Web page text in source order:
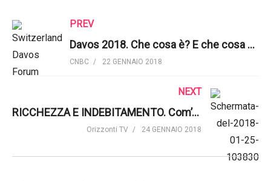
PREV
Davos 2018. Che cosa è? E che cosa si fa in questo meeting? | CNBC International
CNBC 22 GENNAIO 2018
NEXT
RICCHEZZA E INDEBITAMENTO. Com’è cambiata la loro gestione? | Orizzonti TV
Orizzonti TV 24 GENNAIO 2018